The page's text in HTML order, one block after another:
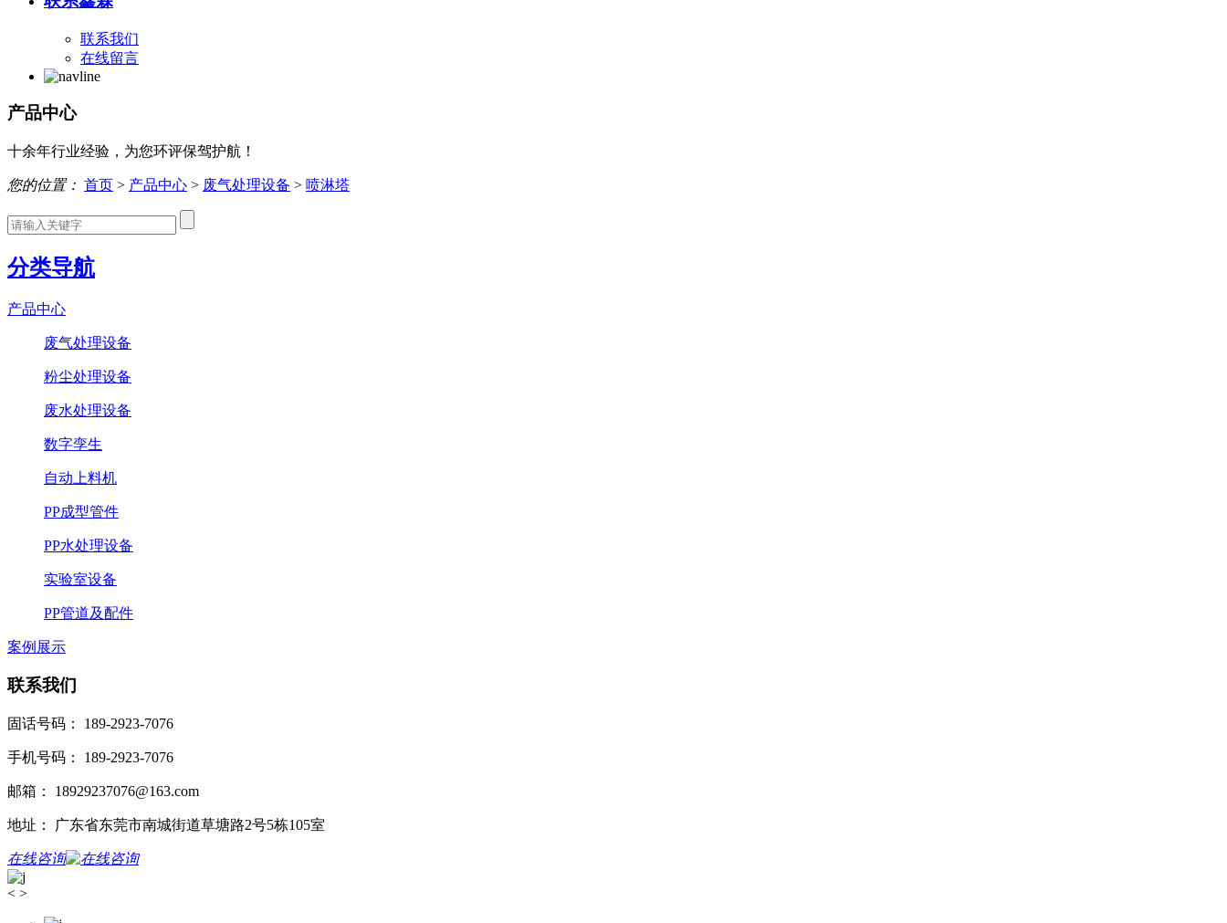
联系我们
在线留言
产品中心
十余年行业经验，为您环评保驾护航！
您的位置： 首页 > 产品中心 > 废气处理设备 > 喷淋塔
分类导航
产品中心
废气处理设备
粉尘处理设备
废水处理设备
数字孪生
自动上料机
PP成型管件
PP水处理设备
实验室设备
PP管道及配件
案例展示
联系我们
固话号码： 189-2923-7076
手机号码： 189-2923-7076
邮箱： 18929237076@163.com
地址： 广东省东莞市南城街道草塘路2号5栋105室
在线咨询
< >